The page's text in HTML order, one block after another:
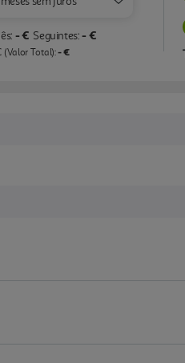
- € Seguintes:- €
(Valor Total):- €